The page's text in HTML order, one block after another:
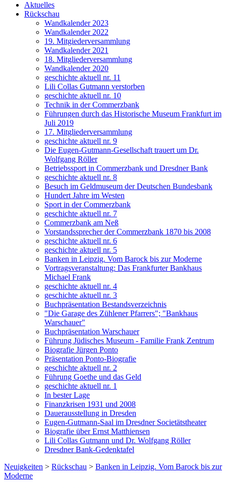
Aktuelles
Rückschau
Wandkalender 2023
Wandkalender 2022
19. Mitgiederversammlung
Wandkalender 2021
18. Mitgliederversammlung
Wandkalender 2020
geschichte aktuell nr. 11
Lili Collas Gutmann verstorben
geschichte aktuell nr. 10
Technik in der Commerzbank
Führungen durch das Historische Museum Frankfurt im
Juli 2019
17. Mitgliederversammlung
geschichte aktuell nr. 9
Die Eugen-Gutmann-Gesellschaft trauert um Dr.
Wolfgang Röller
Betriebssport in Commerzbank und Dresdner Bank
geschichte aktuell nr. 8
Besuch im Geldmuseum der Deutschen Bundesbank
Hundert Jahre im Westen
Sport in der Commerzbank
geschichte aktuell nr. 7
Commerzbank am Neß
Vorstandssprecher der Commerzbank 1870 bis 2008
geschichte aktuell nr. 6
geschichte aktuell nr. 5
Banken in Leipzig. Vom Barock bis zur Moderne
Vortragsveranstaltung: Das Frankfurter Bankhaus
Michael Frank
geschichte aktuell nr. 4
geschichte aktuell nr. 3
Buchpräsentation Bestandsverzeichnis
"Die Garage des Zühlener Pfarrers"; "Bankhaus
Warschauer"
Buchpräsentation Warschauer
Führung Jüdisches Museum - Familie Frank Zentrum
Biografie Jürgen Ponto
Präsentation Ponto-Biografie
geschichte aktuell nr. 2
Führung Goethe und das Geld
geschichte aktuell nr. 1
In bester Lage
Finanzkrisen 1931 und 2008
Dauerausstellung in Dresden
Eugen-Gutmann-Saal im Dresdner Societätstheater
Biografie über Ernst Matthiensen
Lili Collas Gutmann und Dr. Wolfgang Röller
Dresdner Bank-Gedenktafel
Neuigkeiten > Rückschau > Banken in Leipzig. Vom Barock bis zur
Moderne